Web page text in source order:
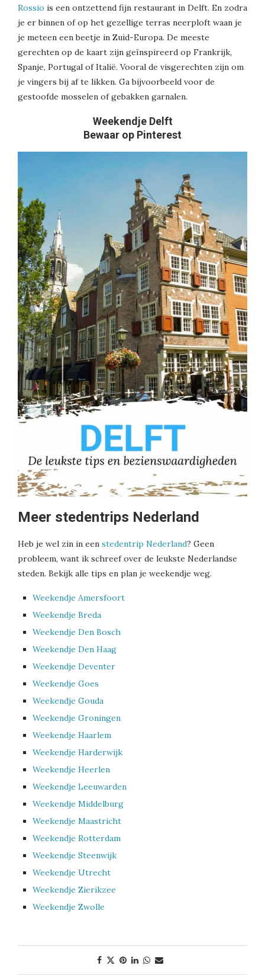
Rossio is een ontzettend fijn restaurant in Delft. En zodra
je er binnen of op het gezellige terras neerploft waan je
je meteen een beetje in Zuid-Europa. De meeste
gerechten op de kaart zijn geïnspireerd op Frankrijk,
Spanje, Portugal of Italië. Vooral de visgerechten zijn om
je vingers bij af te likken. Ga bijvoorbeeld voor de
gestoofde mosselen of gebakken garnalen.
Weekendje Delft
Bewaar op Pinterest
Meer stedentrips Nederland
Heb je wel zin in een stedentrip Nederland? Geen
probleem, want ik schreef over de leukste Nederlandse
steden. Bekijk alle tips en plan je weekendje weg.
Weekendje Amersfoort
Weekendje Breda
Weekendje Den Bosch
Weekendje Den Haag
Weekendje Deventer
Weekendje Goes
Weekendje Gouda
Weekendje Groningen
Weekendje Haarlem
Weekendje Harderwijk
Weekendje Heerlen
Weekendje Leeuwarden
Weekendje Middelburg
Weekendje Maastricht
Weekendje Rotterdam
Weekendje Steenwijk
Weekendje Utrecht
Weekendje Zierikzee
Weekendje Zwolle